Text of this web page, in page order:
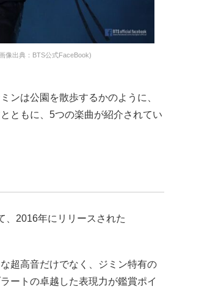
像出典：BTS公式FaceBook)
ンは公園を散歩するかのように、
ともに、5つの楽曲が紹介されてい
、2016年にリリースされた
超高音だけでなく、ジミン特有の
ートの卓越した表現力が鑑賞ポイ